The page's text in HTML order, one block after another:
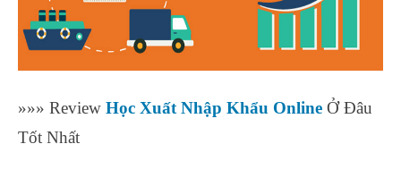
»»» Review Học Xuất Nhập Khẩu Online Ở Đâu
Tốt Nhất